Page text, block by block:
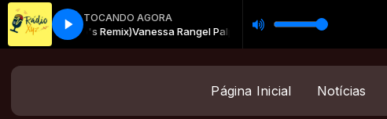
TOCANDO AGORA
Aquino's Remix)Vanessa Rangel Palpite (Tuta Aquino's Remix)
Página Inicial Notícias